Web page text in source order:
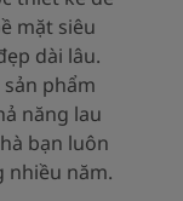
mặt siêu
dài lâu.
phẩm
năng lau
bạn luôn
nhiều năm.